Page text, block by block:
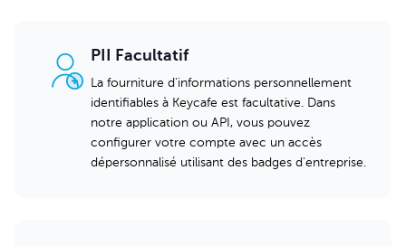
PII Facultatif
La fourniture d'informations personnellement
identifiables à Keycafe est facultative. Dans
notre application ou API, vous pouvez
configurer votre compte avec un accès
dépersonnalisé utilisant des badges d'entreprise.